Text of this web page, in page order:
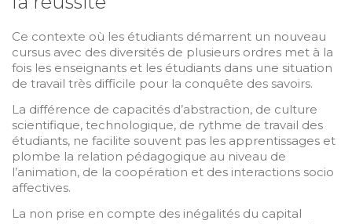
Ce contexte où les étudiants démarrent un nouveau
cursus avec des diversités de plusieurs ordres met à la
fois les enseignants et les étudiants dans une situation
de travail très difficile pour la conquête des savoirs.
La différence de capacités d’abstraction, de culture
scientifique, technologique, de rythme de travail des
étudiants, ne facilite souvent pas les apprentissages et
plombe la relation pédagogique au niveau de
l’animation, de la coopération et des interactions socio
affectives.
La non prise en compte des inégalités du capital